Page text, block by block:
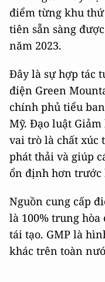
điểm từng khu
tiên sẵn sàng
năm 2023.
Đây là sự hợp tác
điện Green
chính phủ tiểu
Mỹ. Đạo luật
vai trò là chất xúc
phát thải và giúp
ổn định hơn
Nguồn cung cấp
là 100% trung
tái tạo. GMP là
khác trên toàn